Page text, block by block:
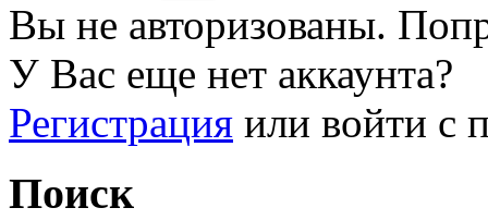
Вы не авторизованы.
У Вас еще нет аккаунта?
Регистрация или войти с
Поиск